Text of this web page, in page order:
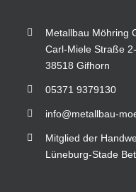
Metallbau Möhring
Carl-Miele Straße
38518 Gifhorn
05371 9379130
info@metallbau-
Mitglied der
Lüneburg-Stade